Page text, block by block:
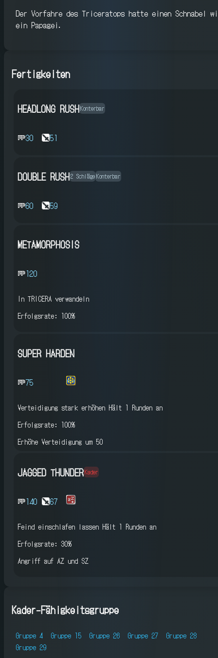
Der Vorfahre des Triceratops hatte einen Schnabel
ein Papagei.
Fertigkeiten
HEADLONG RUSHKonterbar
30 51
DOUBLE RUSH2 Schläge Konterbar
60 59
METAMORPHOSIS
120
In TRICERA verwandeln
Erfolgsrate: 100%
SUPER HARDEN
75
Verteidigung stark erhöhen Hält 1 Runden an
Erfolgsrate: 100%
Erhöhe Verteidigung um 50
JAGGED THUNDERKader
140 67
Feind einschlafen lassen Hält 1 Runden an
Erfolgsrate: 30%
Angriff auf AZ und SZ
Kader-Fähigkeitsgruppe
Gruppe 4 Gruppe 15 Gruppe 26 Gruppe 27
Gruppe 28
Gruppe 29